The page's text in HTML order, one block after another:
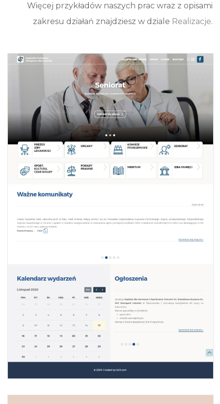
Więcej przykładów naszych prac wraz z opisami
zakresu działań znajdziesz w dziale Realizacje.